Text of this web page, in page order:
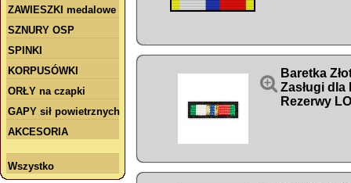
ZAWIESZKI medalowe
SZNURY OSP
SPINKI
KORPUSÓWKI
ORŁY na czapki
GAPY sił powietrznych
AKCESORIA
Wszystko

Baretka
Zasługi dla
Rezerwy